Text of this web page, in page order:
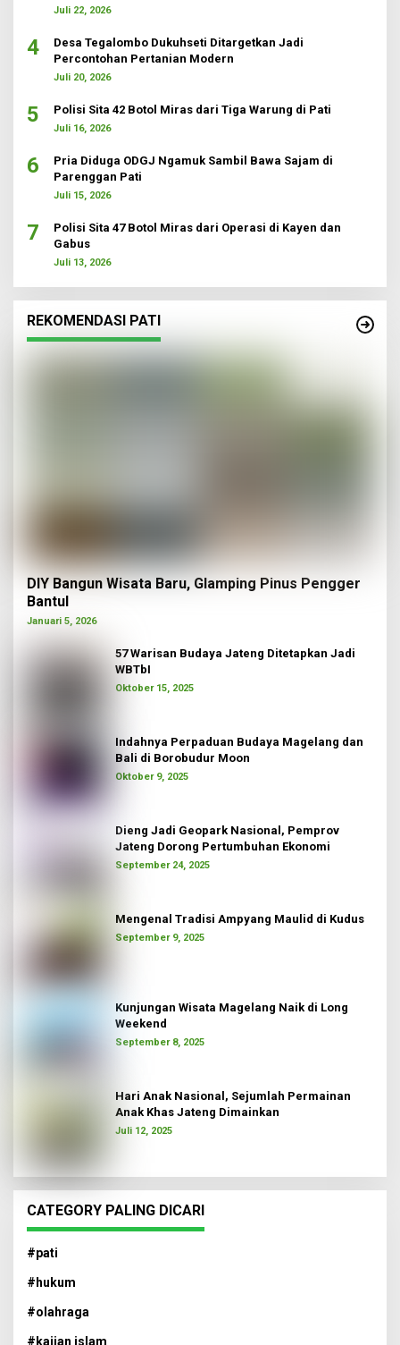
Juli 22, 2026
4
Desa Tegalombo Dukuhseti Ditargetkan Jadi
Percontohan Pertanian Modern
Juli 20, 2026
5 Polisi Sita 42 Botol Miras dari Tiga Warung di Pati
Juli 16, 2026
6
Pria Diduga ODGJ Ngamuk Sambil Bawa Sajam di
Parenggan Pati
Juli 15, 2026
7
Polisi Sita 47 Botol Miras dari Operasi di Kayen dan
Gabus
Juli 13, 2026
REKOMENDASI PATI
DIY Bangun Wisata Baru, Glamping Pinus Pengger
Bantul
Januari 5, 2026
57 Warisan Budaya Jateng Ditetapkan Jadi
WBTbI
Oktober 15, 2025
Indahnya Perpaduan Budaya Magelang dan
Bali di Borobudur Moon
Oktober 9, 2025
Dieng Jadi Geopark Nasional, Pemprov
Jateng Dorong Pertumbuhan Ekonomi
September 24, 2025
Mengenal Tradisi Ampyang Maulid di Kudus
September 9, 2025
Kunjungan Wisata Magelang Naik di Long
Weekend
September 8, 2025
Hari Anak Nasional, Sejumlah Permainan
Anak Khas Jateng Dimainkan
Juli 12, 2025
CATEGORY PALING DICARI
#pati
#hukum
#olahraga
#kajian islam